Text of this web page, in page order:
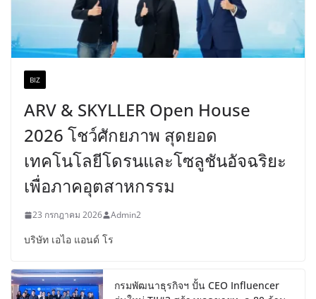
BIZ
ARV & SKYLLER Open House
2026 โชว์ศักยภาพ สุดยอด
เทคโนโลยีโดรนและโซลูชันอัจฉริยะ
เพื่อภาคอุตสาหกรรม
23 กรกฎาคม 2026 Admin2
บริษัท เอไอ แอนด์ โร
กรมพัฒนาธุรกิจฯ ปั้น CEO Influencer